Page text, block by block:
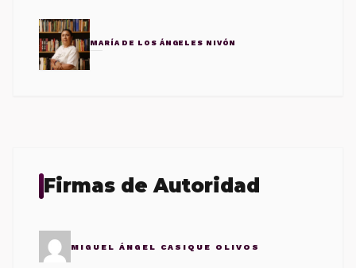
MARÍA DE LOS ÁNGELES NIVÓN
Firmas de Autoridad
MIGUEL ÁNGEL CASIQUE OLIVOS